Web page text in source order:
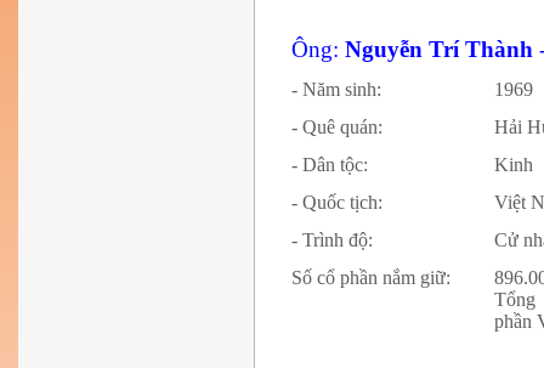
Ông: Nguyễn Trí Thành
- Năm sinh:
1969
- Quê quán:
Hải
- Dân tộc:
Kinh
- Quốc tịch:
Việt
- Trình độ:
Cử
Số cổ phần nắm giữ:
Tổng
phần